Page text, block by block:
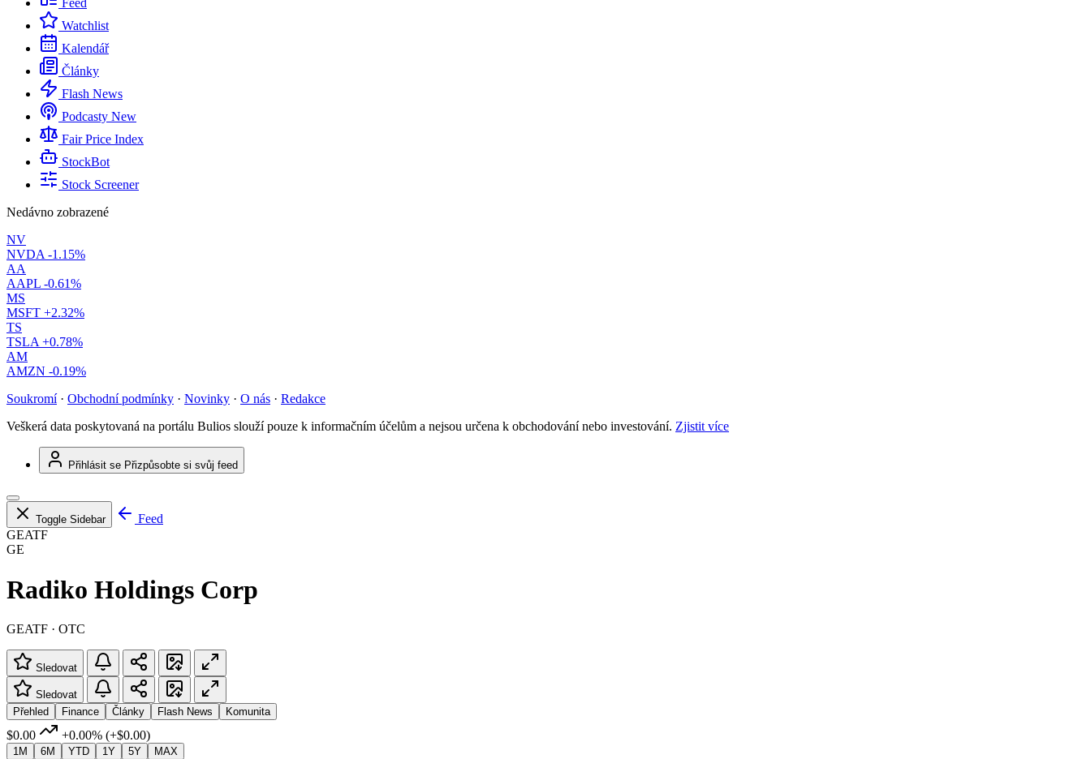
Feed
Watchlist
Kalendář
Články
Flash News
Podcasty New
Fair Price Index
StockBot
Stock Screener
Nedávno zobrazené
NV
NVDA -1.15%
AA
AAPL -0.61%
MS
MSFT +2.32%
TS
TSLA +0.78%
AM
AMZN -0.19%
Soukromí · Obchodní podmínky · Novinky · O nás · Redakce
Veškerá data poskytovaná na portálu Bulios slouží pouze k informačním účelům a nejsou určena k obchodování nebo investování. Zjistit více
Přihlásit se Přizpůsobte si svůj feed
Toggle Sidebar
Feed
GEATF
GE
Radiko Holdings Corp
GEATF · OTC
Sledovat
Sledovat
Přehled
Finance Články Flash News Komunita
$0.00 +0.00% (+$0.00)
1M 6M YTD 1Y 5Y MAX